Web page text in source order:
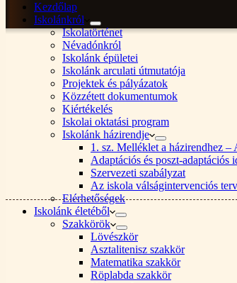
Kezdőlap
Iskolánkról
Iskolatörténet
Névadónkról
Iskolánk épületei
Iskolánk arculati útmutatója
Projektek és pályázatok
Közzétett dokumentumok
Kiértékelés
Iskolai oktatási program
Iskolánk házirendje
1. sz. Melléklet a házirendhez –
Adaptációs és poszt-adaptációs
Szervezeti szabályzat
Az iskola válságintervenciós
Elérhetőségek
Iskolánk életéből
Szakkörök
Lövészkör
Asztalitenisz szakkör
Matematika szakkör
Röplabda szakkör